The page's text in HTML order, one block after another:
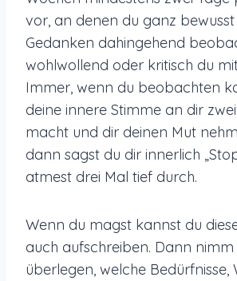
vor, an denen du ganz
Gedanken dahingehend
wohlwollend oder kritisch du
Immer, wenn du beobachten
deine innere Stimme an dir
macht und dir deinen Mut
dann sagst du dir innerlich
atmest drei Mal tief durch.
Wenn du magst kannst du
auch aufschreiben. Dann nimm
überlegen, welche Bedürfnisse,